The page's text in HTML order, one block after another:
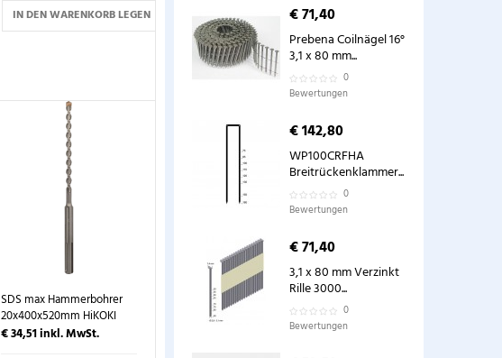
IN DEN WARENKORB LEGEN
SDS max Hammerbohrer
20x400x520mm HiKOKI
€ 34,51inkl. MwSt.
€ 71,40
Prebena Coilnägel 16°
3,1 x 80 mm...
0
Bewertungen
€ 142,80
WP100CRFHA
Breitrückenklammer...
0
Bewertungen
€ 71,40
3,1 x 80 mm Verzinkt
Rille 3000...
0
Bewertungen